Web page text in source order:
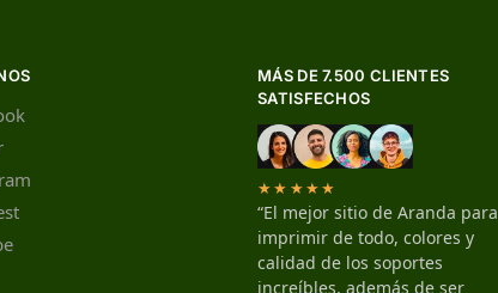
MÁS DE 7.500 CLIENTES
SATISFECHOS
★★★★★
“El mejor sitio de Aranda para
imprimir de todo, colores y
calidad de los soportes
increíbles, además de ser